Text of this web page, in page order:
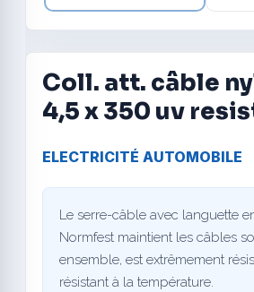
Coll. att. câble
4,5 x 350 uv
ELECTRICITÉ AUTOMOBILE
Le serre-câble avec languette
Normfest maintient les câbles
ensemble, est extrêmement
résistant à la température.